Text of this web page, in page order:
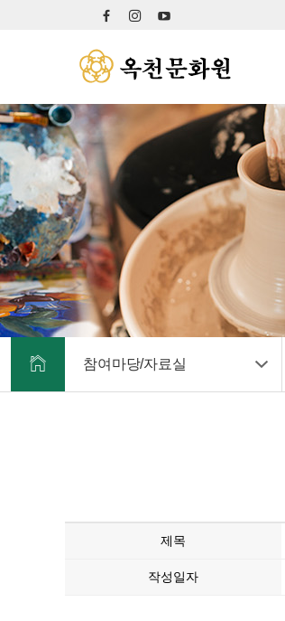
참여마당/자료실
제목
작성일자